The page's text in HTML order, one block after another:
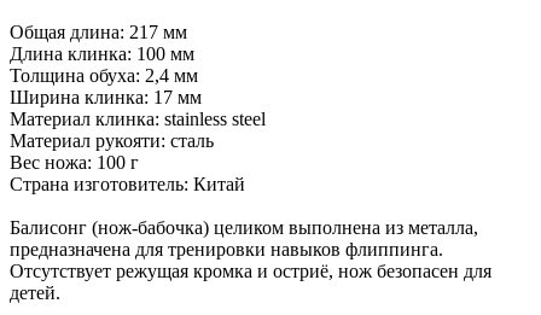
Общая длина: 217 мм
Длина клинка: 100 мм
Толщина обуха: 2,4 мм
Ширина клинка: 17 мм
Материал клинка: stainless steel
Материал рукояти: сталь
Вес ножа: 100 г
Страна изготовитель: Китай
Балисонг (нож-бабочка) целиком выполнена из металла,
предназначена для тренировки навыков флиппинга.
Отсутствует режущая кромка и остриё, нож безопасен для
детей.